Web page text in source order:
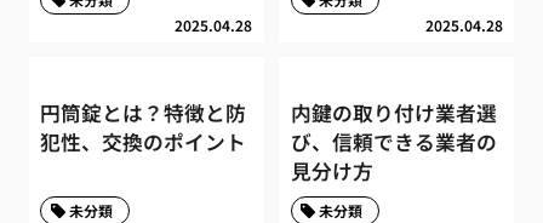
2025.04.28 2025.04.28
円筒錠とは？特徴と防
犯性、交換のポイント
未分類
内鍵の取り付け業者選
び、信頼できる業者の
見分け方
未分類